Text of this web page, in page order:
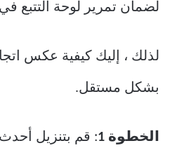
لضمان تمرير لوحة التتبع
لذلك ، إليك كيفية عكس
بشكل مستقل.
الخطوة 1 : قم بتنزيل